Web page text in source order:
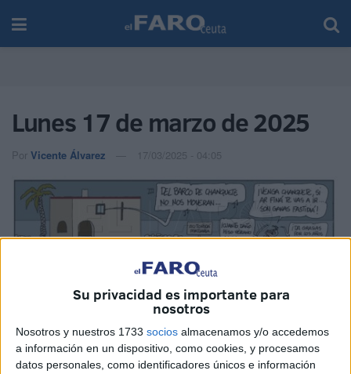
Su privacidad es importante para
nosotros
Nosotros y nuestros 1733 socios almacenamos y/o accedemos
a información en un dispositivo, como cookies, y procesamos
datos personales, como identificadores únicos e información
Lunes 17 de marzo de 2025
Por Vicente Álvarez 17/03/2025 - 04:05
RelatedPosts